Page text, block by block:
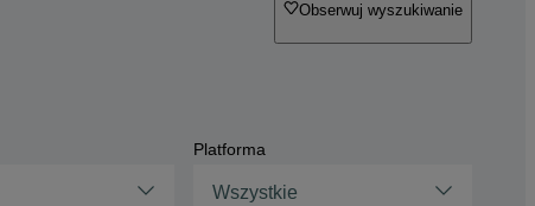
Obserwuj wyszukiwanie
Platforma
Wszystkie